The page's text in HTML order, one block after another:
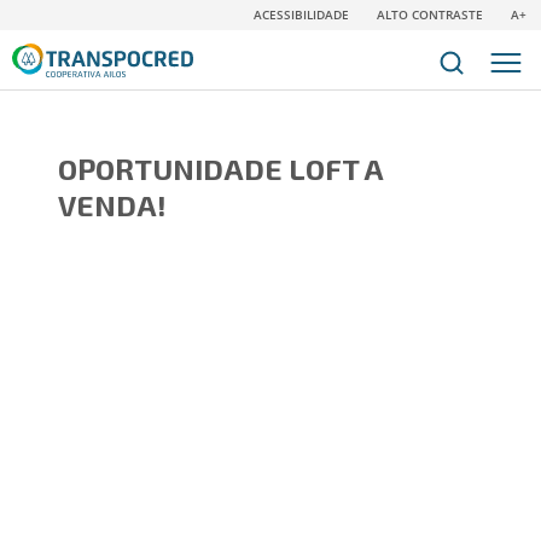
ACESSIBILIDADE ALTO CONTRASTE A+
OPORTUNIDADE LOFT A
VENDA!